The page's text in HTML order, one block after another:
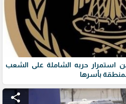
من استمرار حربه الشاملة على الشعب
بأسرها
share